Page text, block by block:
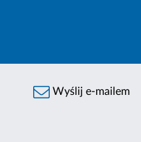
Wyślij e-mailem